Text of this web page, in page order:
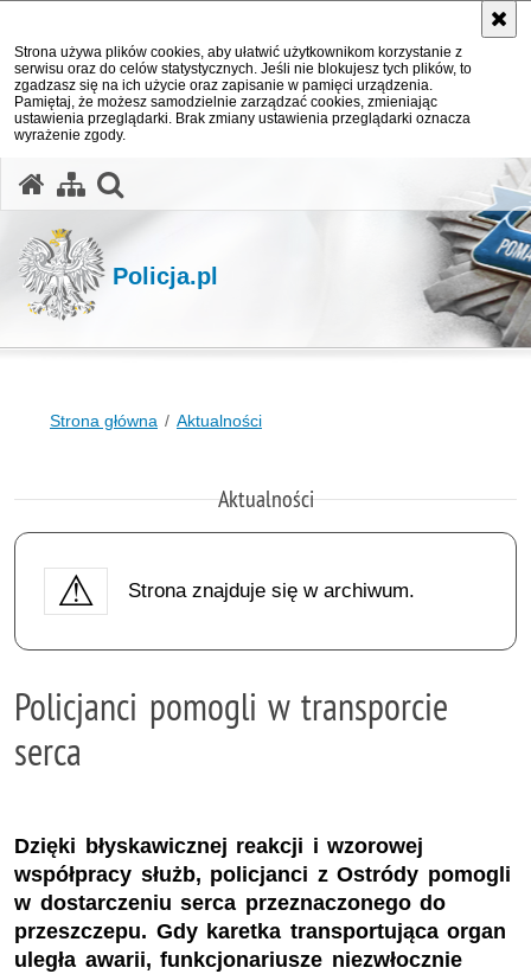
Strona używa plików cookies, aby ułatwić użytkownikom korzystanie z
serwisu oraz do celów statystycznych. Jeśli nie blokujesz tych plików, to
zgadzasz się na ich użycie oraz zapisanie w pamięci urządzenia.
Pamiętaj, że możesz samodzielnie zarządzać cookies, zmieniając
ustawienia przeglądarki. Brak zmiany ustawienia przeglądarki oznacza
wyrażenie zgody.
Policja.pl
Strona główna Aktualności
Aktualności
Strona znajduje się w archiwum.
Policjanci pomogli w transporcie
serca
Dzięki błyskawicznej reakcji i wzorowej
współpracy służb, policjanci z Ostródy pomogli
w dostarczeniu serca przeznaczonego do
przeszczepu. Gdy karetka transportująca organ
uległa awarii, funkcjonariusze niezwłocznie